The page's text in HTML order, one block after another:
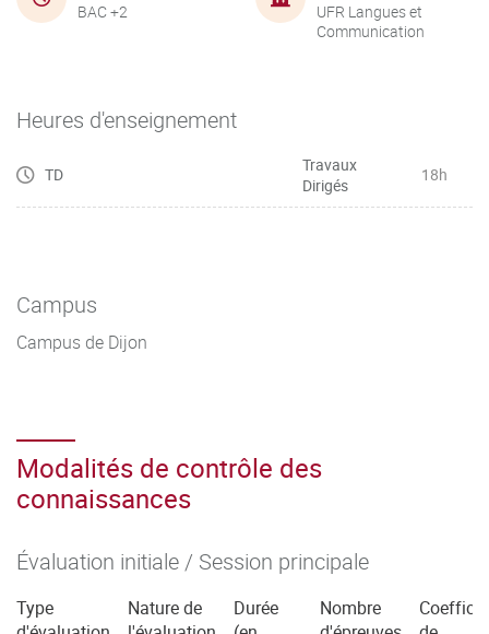
BAC +2
UFR Langues et
Communication
Heures d'enseignement
TD
Travaux
Dirigés
18h
Campus
Campus de Dijon
Modalités de contrôle des
connaissances
Évaluation initiale / Session principale
Type
Nature de
Durée
Nombre